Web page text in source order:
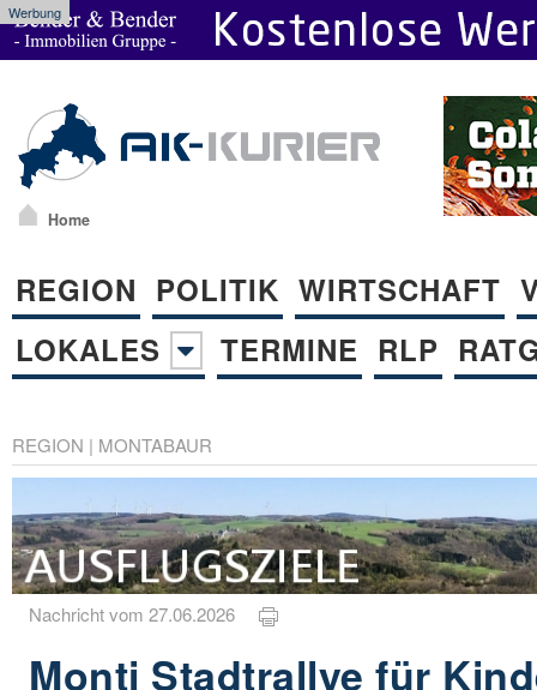
Werbung
Home
REGION POLITIK WIRTSCHAFT
LOKALES
TERMINE RLP
REGION | MONTABAUR
Nachricht vom 27.06.2026
Monti Stadtrallye für